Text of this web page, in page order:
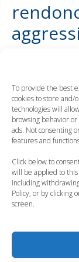
To provide the best
cookies to store and/
technologies will
browsing behavior
ads. Not consenting
features and
Click below to
will be applied to this
including
Policy, or by clicking
screen.
Leggi
"Il
Montessori a
Propria" il
Genitori